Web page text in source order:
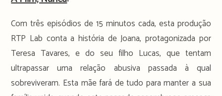
Com três episódios de 15 minutos cada, esta produção
RTP Lab conta a história de Joana, protagonizada por
Teresa Tavares, e do seu filho Lucas, que tentam
ultrapassar uma relação abusiva passada à qual
sobreviveram. Esta mãe fará de tudo para manter a sua